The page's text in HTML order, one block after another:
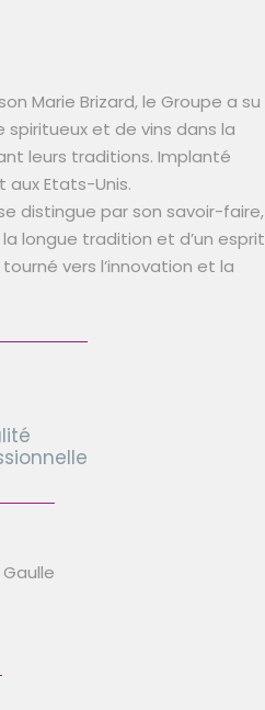
Marie Brizard, le Groupe a su
et de vins dans la
leurs traditions. Implanté
aux Etats-Unis.
distingue par son savoir-faire,
longue tradition et d’un esprit
vers l’innovation et la